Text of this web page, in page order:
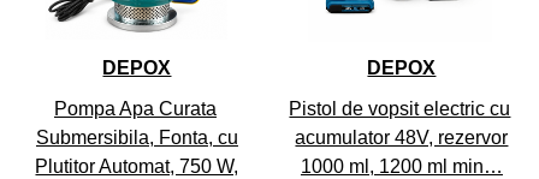
DEPOX
Pompa Apa Curata
Submersibila, Fonta, cu
Plutitor Automat, 750 W,
DEPOX
Pistol de vopsit electric cu
acumulator 48V, rezervor
1000 ml, 1200 ml min…